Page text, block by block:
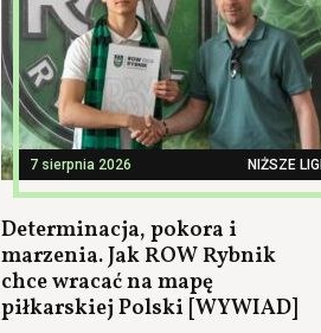
7 sierpnia 2026 NIŻSZE LIGI
Determinacja, pokora i
marzenia. Jak ROW Rybnik
chce wracać na mapę
piłkarskiej Polski [WYWIAD]